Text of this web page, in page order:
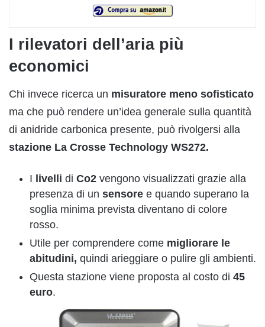
I rilevatori dell’aria più
economici
Chi invece ricerca un misuratore meno sofisticato
ma che può rendere un’idea generale sulla quantità
di anidride carbonica presente, può rivolgersi alla
stazione La Crosse Technology WS272.
I livelli di Co2 vengono visualizzati grazie alla
presenza di un sensore e quando superano la
soglia minima prevista diventano di colore
rosso.
Utile per comprendere come migliorare le
abitudini, quindi arieggiare o pulire gli ambienti.
Questa stazione viene proposta al costo di 45
euro.